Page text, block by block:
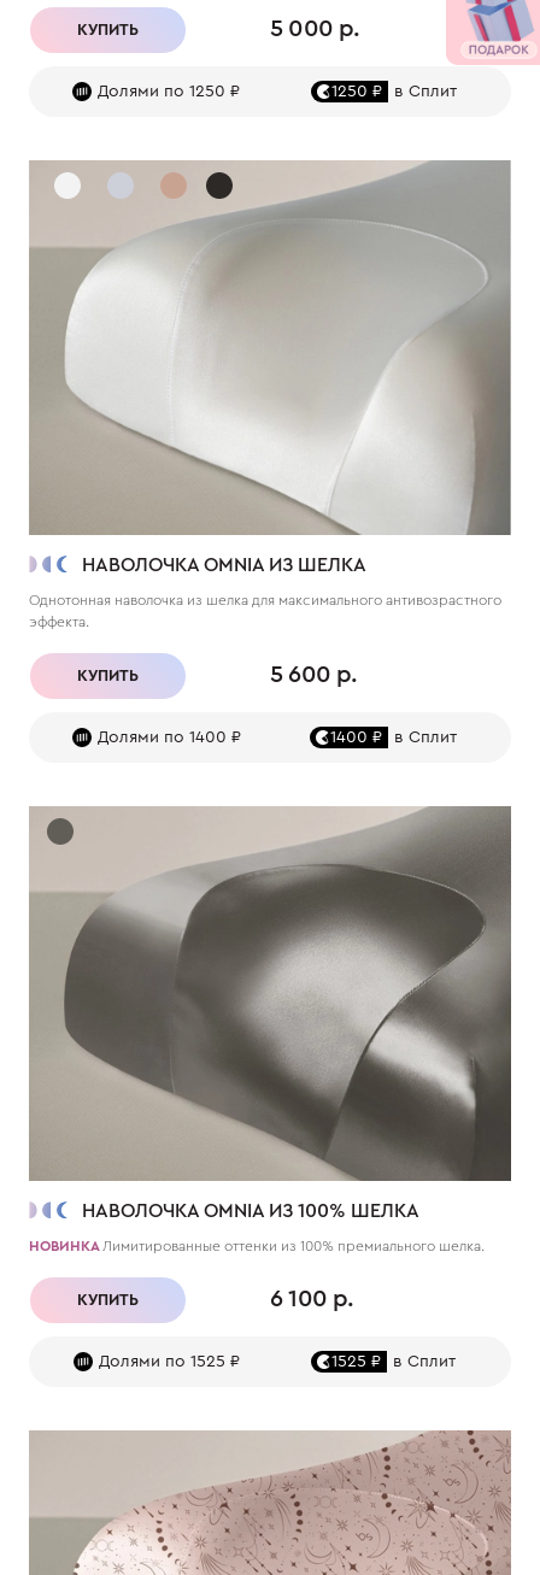
КУПИТЬ 5 000 р.
Долями по 1250 ₽ 1250 ₽ в Сплит
НАВОЛОЧКА OMNIA ИЗ ШЕЛКА
Однотонная наволочка из шелка для максимального антивозрастного
эффекта.
КУПИТЬ 5 600 р.
Долями по 1400 ₽ 1400 ₽ в Сплит
НАВОЛОЧКА OMNIA ИЗ 100% ШЕЛКА
НОВИНКА Лимитированные оттенки из 100% премиального шелка.
КУПИТЬ 6 100 р.
Долями по 1525 ₽ 1525 ₽ в Сплит